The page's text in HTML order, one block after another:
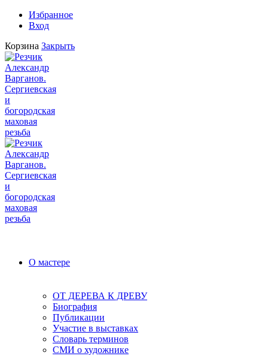
Избранное
Вход
Корзина Закрыть
О мастере
ОТ ДЕРЕВА К ДРЕВУ
Биография
Публикации
Участие в выставках
Словарь терминов
СМИ о художнике